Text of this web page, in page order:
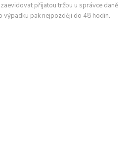
přijatou tržbu u správce daně
výpadku pak nejpozději do 48 hodin.